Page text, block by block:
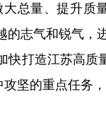
总量、提升质
志气和锐气，
快打造江苏高
坚的重点任务